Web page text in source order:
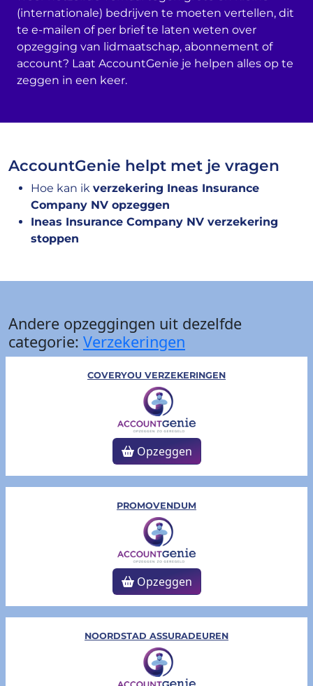
(internationale) bedrijven te moeten vertellen, dit
te e-mailen of per brief te laten weten over
opzegging van lidmaatschap, abonnement of
account? Laat AccountGenie je helpen alles op te
zeggen in een keer.
AccountGenie helpt met je vragen
Hoe kan ik verzekering Ineas Insurance
Company NV opzeggen
Ineas Insurance Company NV verzekering
stoppen
Andere opzeggingen uit dezelfde
categorie: Verzekeringen
COVERYOU VERZEKERINGEN
Opzeggen
PROMOVENDUM
Opzeggen
NOORDSTAD ASSURADEUREN